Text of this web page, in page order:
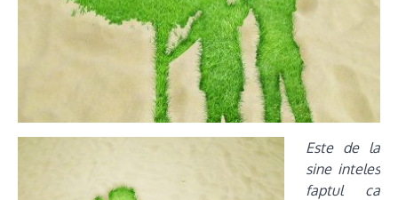
Este de la
sine inteles
faptul ca